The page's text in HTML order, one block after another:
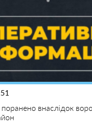
поранено внаслідок